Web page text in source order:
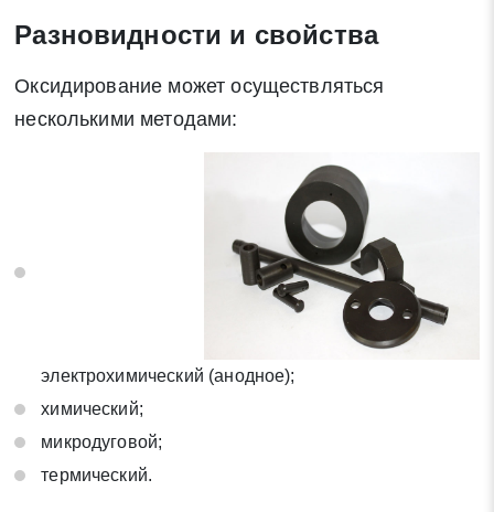
Разновидности и свойства
Оксидирование может осуществляться
несколькими методами:
электрохимический (анодное);
химический;
микродуговой;
термический.
Заявка на обратный звонок